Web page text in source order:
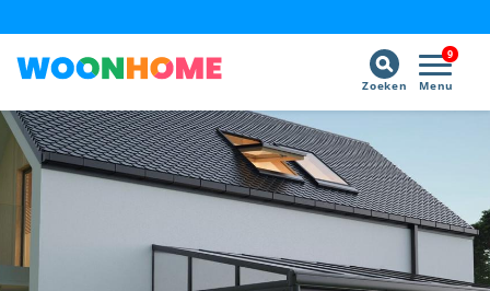
9
Menu
Zoeken